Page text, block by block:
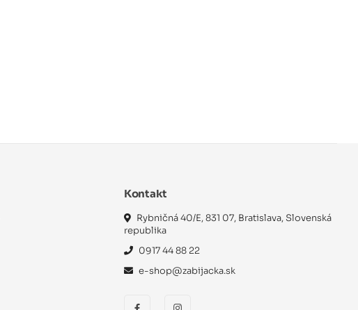
Kontakt
Rybničná 40/E, 831 07, Bratislava, Slovenská
republika
0917 44 88 22
e-shop@zabijacka.sk